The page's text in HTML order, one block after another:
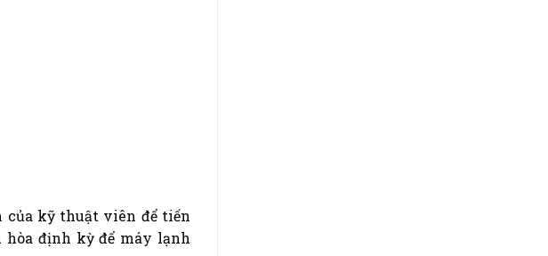
của kỹ thuật viên để tiến
hòa định kỳ để máy lạnh